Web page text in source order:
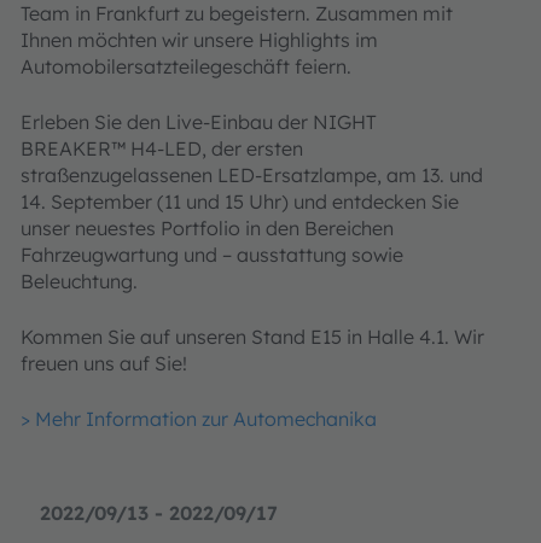
2022/09/13 - 2022/09/17
Team in Frankfurt zu begeistern. Zusammen mit
Ihnen möchten wir unsere Highlights im
Automobilersatzteilegeschäft feiern.
Erleben Sie den Live-Einbau der NIGHT
BREAKER™ H4-LED, der ersten
straßenzugelassenen LED-Ersatzlampe, am 13. und
14. September (11 und 15 Uhr) und entdecken Sie
unser neuestes Portfolio in den Bereichen
Fahrzeugwartung und – ausstattung sowie
Beleuchtung.
Kommen Sie auf unseren Stand E15 in Halle 4.1. Wir
freuen uns auf Sie!
> Mehr Information zur Automechanika